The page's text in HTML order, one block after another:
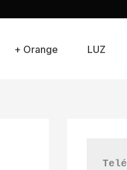
+ Orange LUZ